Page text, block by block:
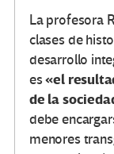
La profesora
clases de
desarrollo
es«el
de la
debe
menores